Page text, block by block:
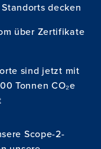
decken
über Zertifikate
sind jetzt mit
Tonnen CO₂e
Scope-2-